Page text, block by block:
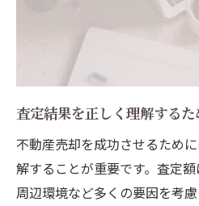
査定結果を正しく理解する
不動産売却を成功させるため
解することが重要です。査定額
周辺環境など多くの要因を考